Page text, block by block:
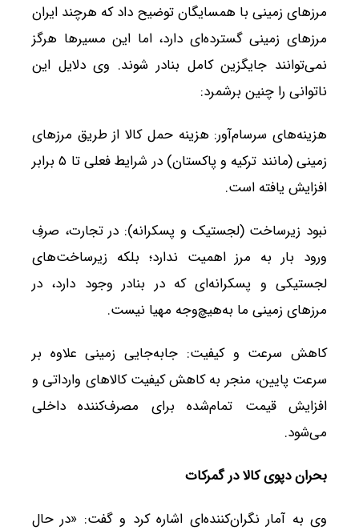
مرزهای زمینی با همسایگان توضیح داد که هرچند ایران
مرزهای زمینی گسترده‌ای دارد، اما این مسیرها هرگز
نمی‌توانند جایگزین کامل بنادر شوند. وی دلایل این
ناتوانی را چنین برشمرد:
هزینه‌های سرسام‌آور: هزینه حمل کالا از طریق مرزهای
زمینی (مانند ترکیه و پاکستان) در شرایط فعلی تا ۵ برابر
افزایش یافته است.
نبود زیرساخت (لجستیک و پسکرانه): در تجارت، صرفِ
ورود بار به مرز اهمیت ندارد؛ بلکه زیرساخت‌های
لجستیکی و پسکرانه‌ای که در بنادر وجود دارد، در
مرزهای زمینی ما به‌هیچ‌وجه مهیا نیست.
کاهش سرعت و کیفیت: جابه‌جایی زمینی علاوه بر
سرعت پایین، منجر به کاهش کیفیت کالاهای وارداتی و
افزایش قیمت تمام‌شده برای مصرف‌کننده داخلی
می‌شود.
بحران دپوی کالا در گمرکات
وی به آمار نگران‌کننده‌ای اشاره کرد و گفت: «در حال